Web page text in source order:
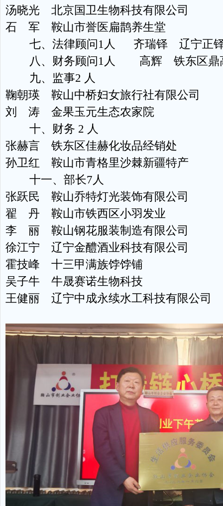
汤晓光 北京国卫生物科技有限公司
石 军 鞍山市誉医扁鹊养生堂
七、法律顾问1人 齐瑞铎 辽宁正铎
八、财务顾问1人 高辉 铁东区鼎高
九、监事2 人
鞠朝瑛 鞍山中桥妇女旅行社有限公司
刘 涛 金果玉元生态农家院
十、财务 2 人
张赫言 铁东区佳赫化妆品经销处
孙卫红 鞍山市青格里沙棘新疆特产
十一、部长7人
张跃民 鞍山乔特灯光装饰有限公司
翟 丹 鞍山市铁西区小羽发业
李 丽 鞍山钢花服装制造有限公司
徐江宁 辽宁金醴酒业科技有限公司
霍技峰 十三甲满族饽饽铺
吴子牛 牛晟赛诺生物科技
王健丽 辽宁中成永续水工科技有限公司